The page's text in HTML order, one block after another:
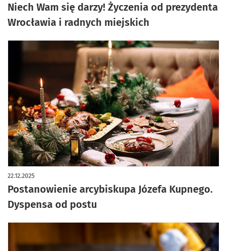
Niech Wam się darzy! Życzenia od prezydenta
Wrocławia i radnych miejskich
Postanowienie arcybiskupa Józefa Kupnego.
Dyspensa od postu
22.12.2025